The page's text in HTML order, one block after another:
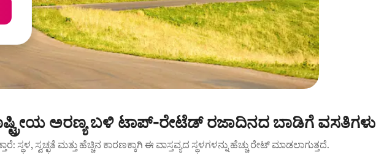
ಅರಣ್ಯ ಬಳಿ ಟಾಪ್-ರೇಟೆಡ್ ರಜಾದಿನದ ಬಾಡಿಗೆ ವಸತಿಗಳು
ಸ್ಥಳ, ಸ್ವಚ್ಛತೆ ಮತ್ತು ಹೆಚ್ಚಿನ ಕಾರಣಕ್ಕಾಗಿ ಈ ವಾಸ್ತವ್ಯದ ಸ್ಥಳಗಳನ್ನು ಹೆಚ್ಚು ರೇಟ್ ಮಾಡಲಾಗುತ್ತದೆ.